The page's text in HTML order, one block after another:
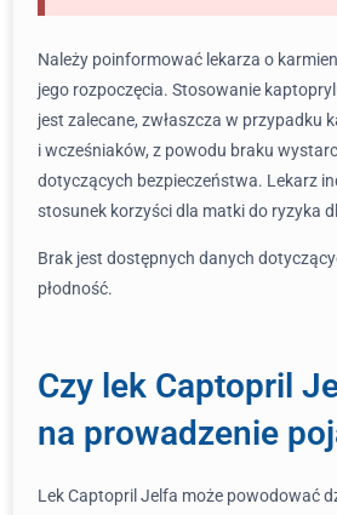
Należy poinformować lekarza o
jego rozpoczęcia. Stosowanie
jest zalecane, zwłaszcza w przypadku
i wcześniaków, z powodu braku
dotyczących bezpieczeństwa. Lekarz
stosunek korzyści dla matki do ryzyka
Brak jest dostępnych danych
płodność.
Czy lek Captopril
na prowadzenie
Lek Captopril Jelfa może powodować